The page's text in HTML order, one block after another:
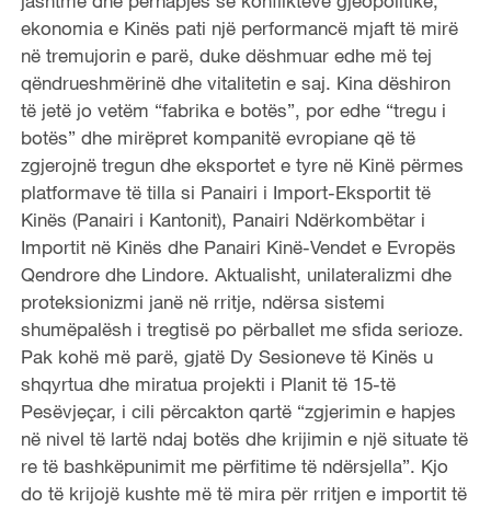
ekonomia e Kinës pati një performancë mjaft të mirë
në tremujorin e parë, duke dëshmuar edhe më tej
qëndrueshmërinë dhe vitalitetin e saj. Kina dëshiron
të jetë jo vetëm “fabrika e botës”, por edhe “tregu i
botës” dhe mirëpret kompanitë evropiane që të
zgjerojnë tregun dhe eksportet e tyre në Kinë përmes
platformave të tilla si Panairi i Import-Eksportit të
Kinës (Panairi i Kantonit), Panairi Ndërkombëtar i
Importit në Kinës dhe Panairi Kinë-Vendet e Evropës
Qendrore dhe Lindore. Aktualisht, unilateralizmi dhe
proteksionizmi janë në rritje, ndërsa sistemi
shumëpalësh i tregtisë po përballet me sfida serioze.
Pak kohë më parë, gjatë Dy Sesioneve të Kinës u
shqyrtua dhe miratua projekti i Planit të 15-të
Pesëvjeçar, i cili përcakton qartë “zgjerimin e hapjes
në nivel të lartë ndaj botës dhe krijimin e një situate të
re të bashkëpunimit me përfitime të ndërsjella”. Kjo
do të krijojë kushte më të mira për rritjen e importit të